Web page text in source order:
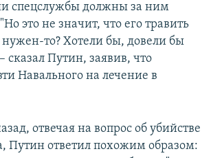
спецслужбы должны за ним
это не значит, что его травить
то? Хотели бы, довели бы
сказал Путин, заявив, что
Навального на лечение в
отвечая на вопрос об убийстве
Путин ответил похожим образом: